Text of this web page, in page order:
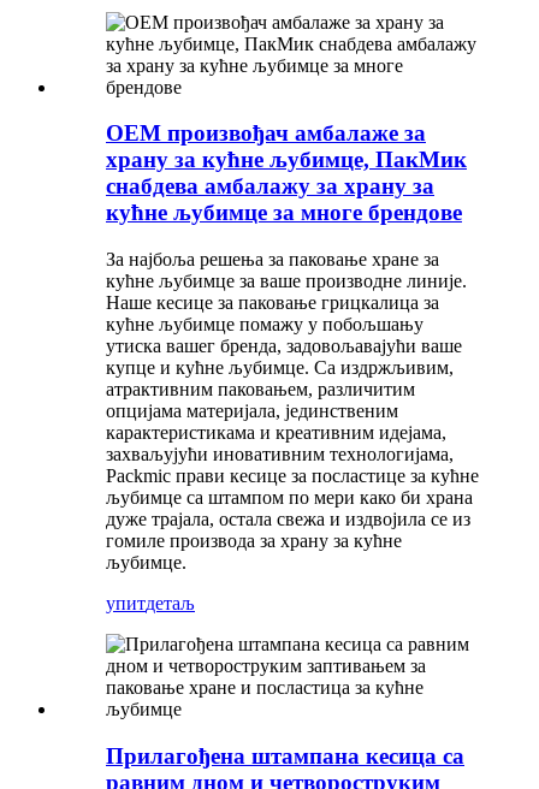
ОЕМ произвођач амбалаже за
храну за кућне љубимце, ПакМик
снабдева амбалажу за храну за
кућне љубимце за многе брендове
За најбоља решења за паковање хране за
кућне љубимце за ваше производне линије.
Наше кесице за паковање грицкалица за
кућне љубимце помажу у побољшању
утиска вашег бренда, задовољавајући ваше
купце и кућне љубимце. Са издржљивим,
атрактивним паковањем, различитим
опцијама материјала, јединственим
карактеристикама и креативним идејама,
захваљујући иновативним технологијама,
Packmic прави кесице за посластице за кућне
љубимце са штампом по мери како би храна
дуже трајала, остала свежа и издвојила се из
гомиле производа за храну за кућне
љубимце.
упитдетаљ
Прилагођена штампана кесица са
равним дном и четвороструким